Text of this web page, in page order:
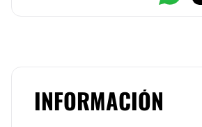
INFORMACIÓN